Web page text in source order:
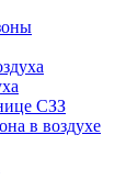
СЗЗ
в воздухе